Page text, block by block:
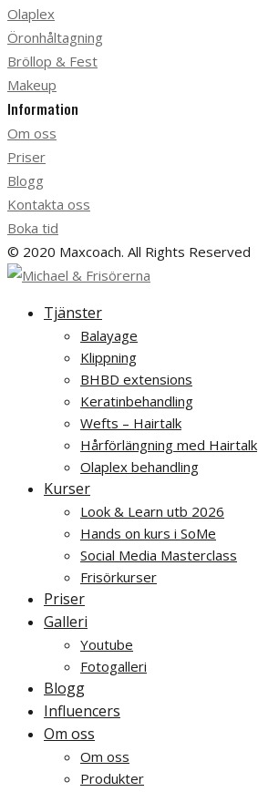
Olaplex
Öronhåltagning
Bröllop & Fest
Makeup
Information
Om oss
Priser
Blogg
Kontakta oss
Boka tid
© 2020 Maxcoach. All Rights Reserved
Tjänster
Balayage
Klippning
BHBD extensions
Keratinbehandling
Wefts – Hairtalk
Hårförlängning med Hairtalk
Olaplex behandling
Kurser
Look & Learn utb 2026
Hands on kurs i SoMe
Social Media Masterclass
Frisörkurser
Priser
Galleri
Youtube
Fotogalleri
Blogg
Influencers
Om oss
Om oss
Produkter